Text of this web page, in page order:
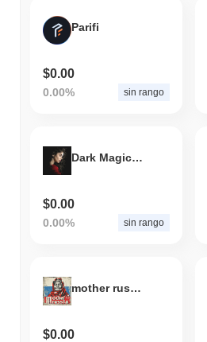
Parifi
$0.00
0.00% sin rango
Dark Magician Girl Coin
$0.00
0.00% sin rango
mother russia
$0.00